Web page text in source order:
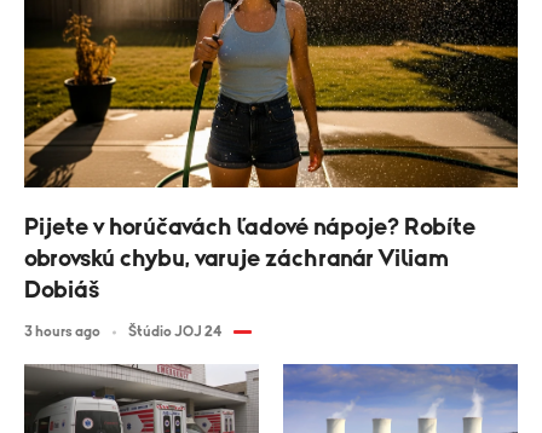
Pijete v horúčavách ľadové nápoje? Robíte
obrovskú chybu, varuje záchranár Viliam
Dobiáš
3 hours ago Štúdio JOJ 24